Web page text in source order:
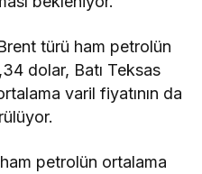
türü ham petrolün
dolar, Batı Teksas
varil fiyatının da
petrolün ortalama